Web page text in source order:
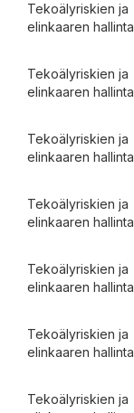
Tekoälyriskien ja
elinkaaren hallinta
Tekoälyriskien ja
elinkaaren hallinta
Tekoälyriskien ja
elinkaaren hallinta
Tekoälyriskien ja
elinkaaren hallinta
Tekoälyriskien ja
elinkaaren hallinta
Tekoälyriskien ja
elinkaaren hallinta
Tekoälyriskien ja